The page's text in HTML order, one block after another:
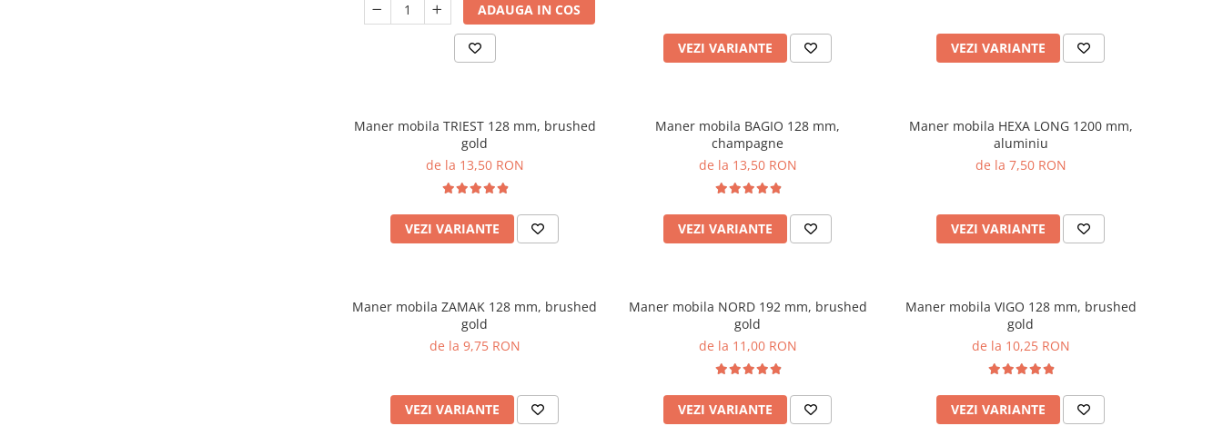
ADAUGA IN COS
VEZI VARIANTE VEZI VARIANTE
Maner mobila TRIEST 128 mm, brushed
gold
de la 13,50 RON
VEZI VARIANTE
Maner mobila BAGIO 128 mm,
champagne
de la 13,50 RON
VEZI VARIANTE
Maner mobila HEXA LONG 1200 mm,
aluminiu
de la 7,50 RON
VEZI VARIANTE
Maner mobila ZAMAK 128 mm, brushed
gold
de la 9,75 RON
VEZI VARIANTE
Maner mobila NORD 192 mm, brushed
gold
de la 11,00 RON
VEZI VARIANTE
Maner mobila VIGO 128 mm, brushed
gold
de la 10,25 RON
VEZI VARIANTE